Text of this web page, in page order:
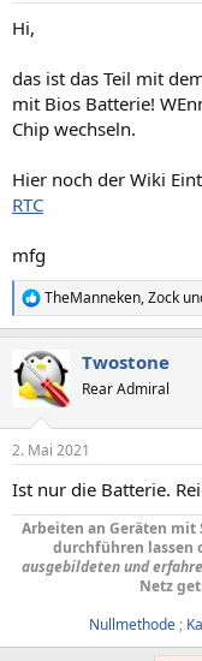
Hi,
das ist das Teil mit
mit Bios Batterie!
Chip wechseln.
Hier noch der Wiki
RTC
mfg
R
e
k
t
i
e
:
TheManneken,Zock
Twostone
Rear Admiral
2. Mai 2021
Ist nur die Batterie.
Arbeiten an Geräten mit
durchführen lassen
ausgebildeten und
Netz
Nullmethode ;